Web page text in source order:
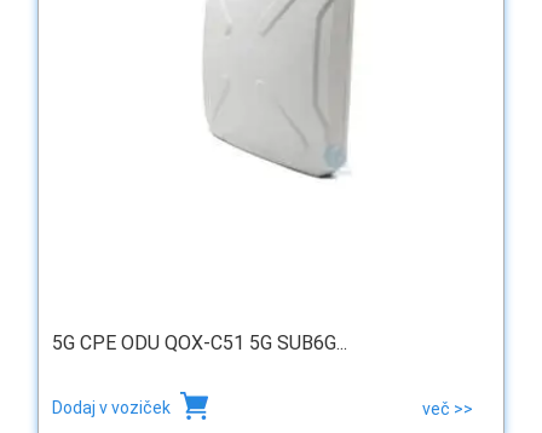
5G CPE ODU QOX-C51 5G SUB6G...
Dodaj v voziček več >>